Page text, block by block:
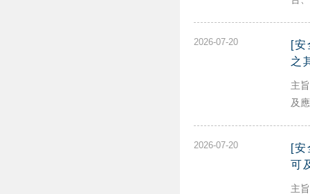
2026-07-20
[
之
主
及
2026-07-20
[安
可
主